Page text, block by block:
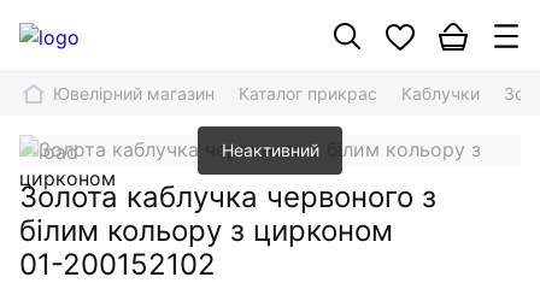
Ювелірний магазин Каталог прикрас Каблучки
Неактивний
Золота каблучка червоного з
білим кольору з цирконом
01-200152102